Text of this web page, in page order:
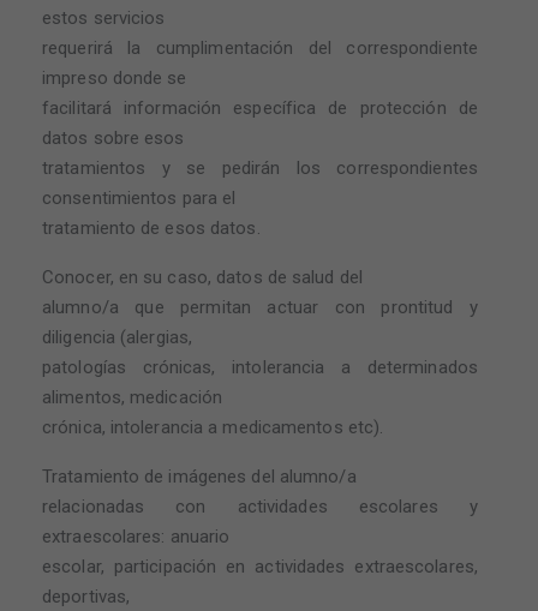
estos servicios
requerirá la cumplimentación del correspondiente
impreso donde se
facilitará información específica de protección de
datos sobre esos
tratamientos y se pedirán los correspondientes
consentimientos para el
tratamiento de esos datos.
Conocer, en su caso, datos de salud del
alumno/a que permitan actuar con prontitud y
diligencia (alergias,
patologías crónicas, intolerancia a determinados
alimentos, medicación
crónica, intolerancia a medicamentos etc).
Tratamiento de imágenes del alumno/a
relacionadas con actividades escolares y
extraescolares: anuario
escolar, participación en actividades extraescolares,
deportivas,